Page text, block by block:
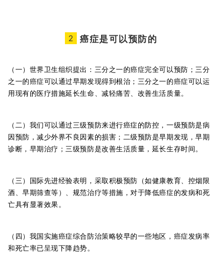
2 癌症是可以预防的
（一）世界卫生组织提出：三分之一的癌症完全可以预防；三分
之一的癌症可以通过早期发现得到根治；三分之一的癌症可以运
用现有的医疗措施延长生命、减轻痛苦、改善生活质量。
（二）我们可以通过三级预防来进行癌症的防控，一级预防是病
因预防，减少外界不良因素的损害；二级预防是早期发现，早期
诊断，早期治疗；三级预防是改善生活质量，延长生存时间。
（三）国际先进经验表明，采取积极预防（如健康教育、控烟限
酒、早期筛查等）、规范治疗等措施，对于降低癌症的发病和死
亡具有显著效果。
（四）我国实施癌症综合防治策略较早的一些地区，癌症发病率
和死亡率已呈现下降趋势。